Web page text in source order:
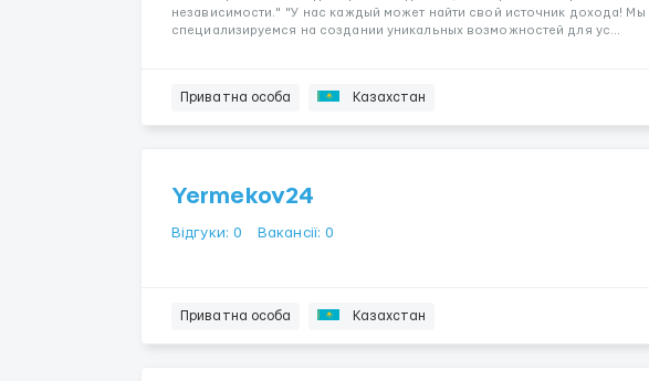
независимости." "У нас каждый может найти свой источник дохода! Мы
специализируемся на создании уникальных возможностей для ус...
Приватна особа Казахстан
Yermekov24
Відгуки: 0 Вакансії: 0
Приватна особа Казахстан